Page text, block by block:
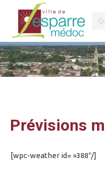
Prévisions
[wpc-weather id= »388″/]